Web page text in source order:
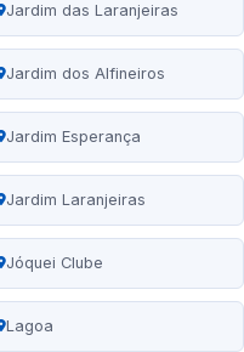
Jardim das Laranjeiras
Jardim dos Alfineiros
Jardim Esperança
Jardim Laranjeiras
Jóquei Clube
Lagoa